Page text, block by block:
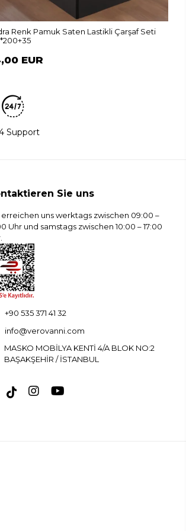
Renk Pamuk Saten Lastikli Çarşaf Seti
EUR
Support
Sie uns
erreichen uns werktags zwischen 09:00 –
Uhr und samstags zwischen 10:00 – 17:00
+90 535 371 41 32
info@verovanni.com
MASKO MOBİLYA KENTİ 4/A BLOK NO:2
BAŞAKŞEHİR / İSTANBUL